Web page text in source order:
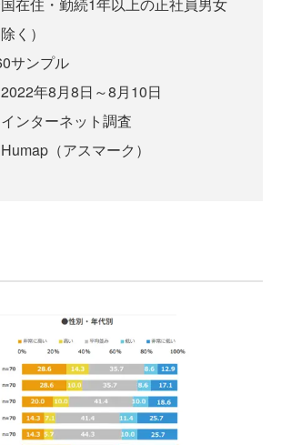
く）
サンプル
年8月8日～8月10日
ンターネット調査
（アスマーク）